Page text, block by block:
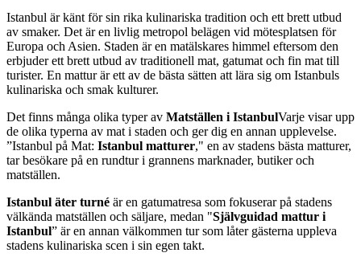
Istanbul är känt för sin rika kulinariska tradition och ett brett utbud
av smaker. Det är en livlig metropol belägen vid mötesplatsen för
Europa och Asien. Staden är en matälskares himmel eftersom den
erbjuder ett brett utbud av traditionell mat, gatumat och fin mat till
turister. En mattur är ett av de bästa sätten att lära sig om Istanbuls
kulinariska och smak kulturer.
Det finns många olika typer av Matställen i IstanbulVarje visar upp
de olika typerna av mat i staden och ger dig en annan upplevelse.
”Istanbul på Mat: Istanbul matturer," en av stadens bästa matturer,
tar besökare på en rundtur i grannens marknader, butiker och
matställen.
Istanbul äter turné är en gatumatresa som fokuserar på stadens
välkända matställen och säljare, medan "Självguidad mattur i
Istanbul” är en annan välkommen tur som låter gästerna uppleva
stadens kulinariska scen i sin egen takt.